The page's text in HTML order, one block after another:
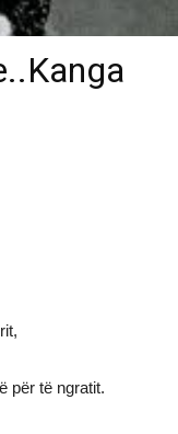
për të ngratit.